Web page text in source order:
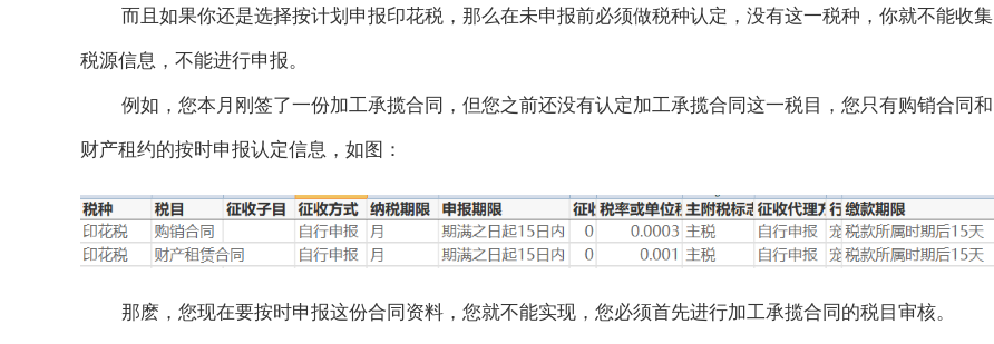
而且如果你还是选择按计划申报印花税，那么在未申报前必须做税种认定，没有这一税种，你就不能收集
税源信息，不能进行申报。
例如，您本月刚签了一份加工承揽合同，但您之前还没有认定加工承揽合同这一税目，您只有购销合同和
财产租约的按时申报认定信息，如图：
那麽，您现在要按时申报这份合同资料，您就不能实现，您必须首先进行加工承揽合同的税目审核。